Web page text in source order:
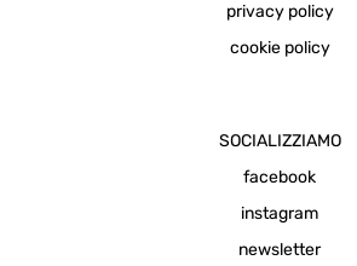
privacy policy
cookie policy
SOCIALIZZIAMO
facebook
instagram
newsletter